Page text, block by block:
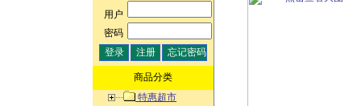
用户:
密码:
商品分类
特惠超市